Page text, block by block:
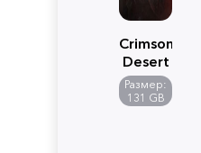
Crimson
Desert
Размер:
131 GB